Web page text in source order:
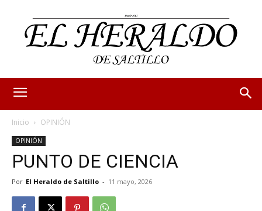
Inicio OPINIÓN
OPINIÓN
PUNTO DE CIENCIA
Por El Heraldo de Saltillo - 11 mayo, 2026